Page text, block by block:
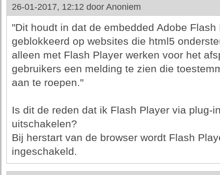
26-01-2017, 12:12 door Anoniem
"Dit houdt in dat de embedded Adobe
geblokkeerd op websites die html5
alleen met Flash Player werken voor het
gebruikers een melding te zien die
aan te roepen."
Is dit de reden dat ik Flash Player via plug-
uitschakelen?
Bij herstart van de browser wordt Flash
ingeschakeld.